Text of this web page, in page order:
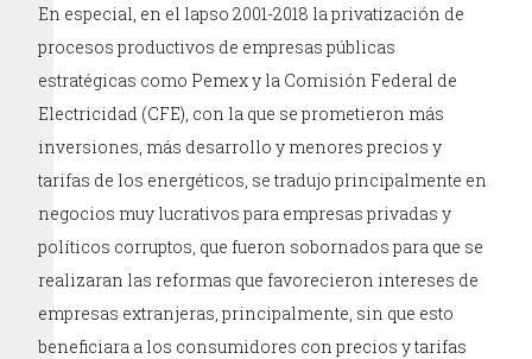
En especial, en el lapso 2001-2018 la privatización de
procesos productivos de empresas públicas
estratégicas como Pemex y la Comisión Federal de
Electricidad (CFE), con la que se prometieron más
inversiones, más desarrollo y menores precios y
tarifas de los energéticos, se tradujo principalmente en
negocios muy lucrativos para empresas privadas y
políticos corruptos, que fueron sobornados para que se
realizaran las reformas que favorecieron intereses de
empresas extranjeras, principalmente, sin que esto
beneficiara a los consumidores con precios y tarifas